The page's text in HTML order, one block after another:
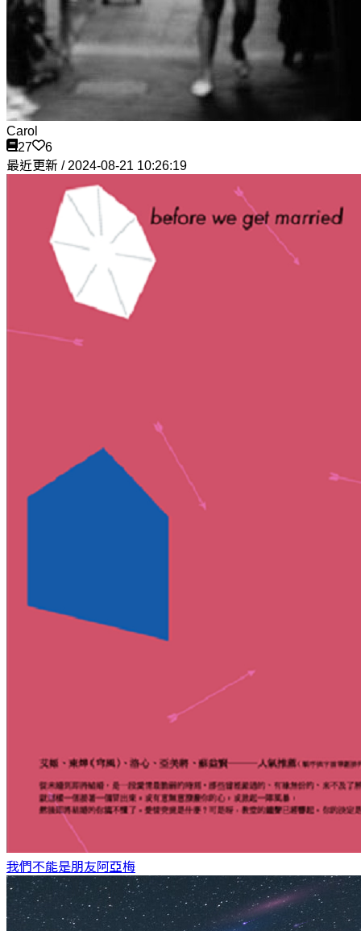
Carol
27
6
最近更新 / 2024-08-21 10:26:19
我們不能是朋友阿亞梅